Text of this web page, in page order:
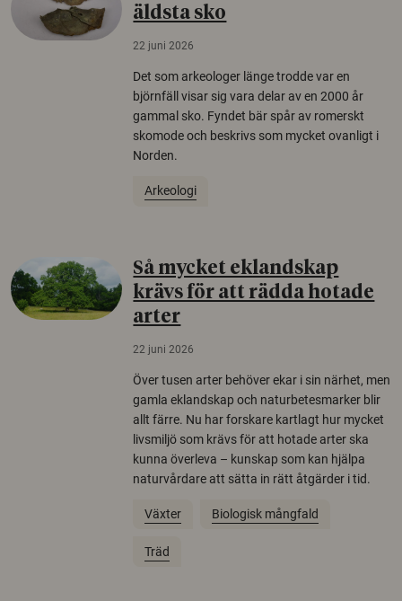
äldsta sko
22 juni 2026
Det som arkeologer länge trodde var en
björnfäll visar sig vara delar av en 2000 år
gammal sko. Fyndet bär spår av romerskt
skomode och beskrivs som mycket ovanligt i
Norden.
Arkeologi
Så mycket eklandskap
krävs för att rädda hotade
arter
22 juni 2026
Över tusen arter behöver ekar i sin närhet, men
gamla eklandskap och naturbetesmarker blir
allt färre. Nu har forskare kartlagt hur mycket
livsmiljö som krävs för att hotade arter ska
kunna överleva – kunskap som kan hjälpa
naturvårdare att sätta in rätt åtgärder i tid.
Växter Biologisk mångfald
Träd